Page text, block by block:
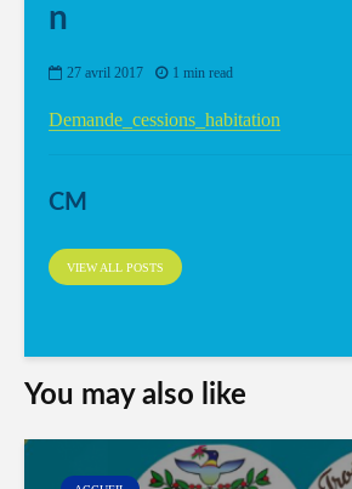
n
27 avril 2017 1 min read
Demande_cessions_habitation
CM
VIEW ALL POSTS
You may also like